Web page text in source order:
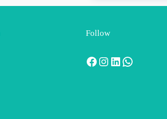
Follow
Facebook
Instagram
LinkedIn
WhatsApp